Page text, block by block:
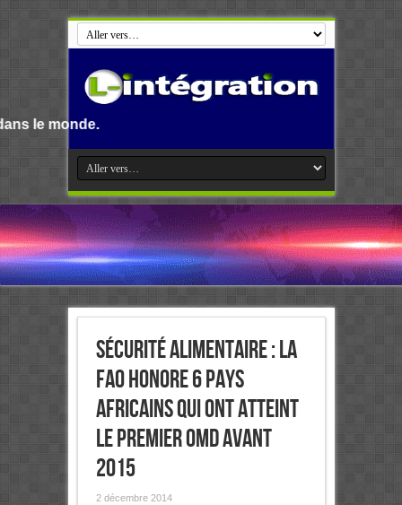
Sécurité alimentaire : La
FAO honore 6 pays
africains qui ont atteint
le premier OMD avant
2015
2 décembre 2014